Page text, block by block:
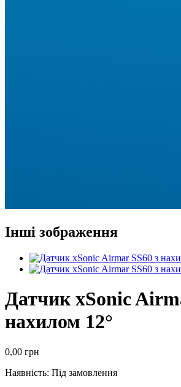
Інші зображення
Датчик xSonic
нахилом 12°
0,00 грн
Наявність: Під замовлення